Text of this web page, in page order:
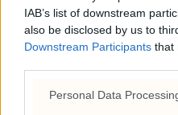
IAB’s list of downstream
also be disclosed by us to
Downstream Participants that
Personal Data
Google